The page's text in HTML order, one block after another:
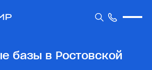
базы в Ростовской